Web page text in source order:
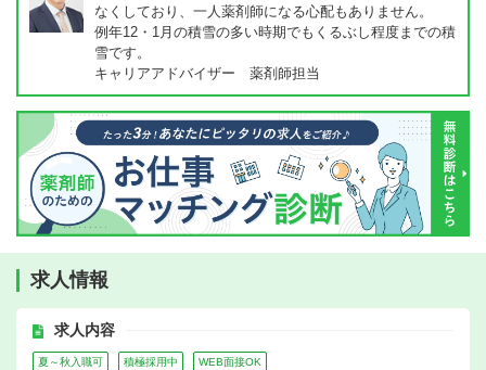
なくしており、一人薬剤師になる心配もありません。
例年12・1月の積雪の多い時期でもくるぶし程度までの積
雪です。
キャリアアドバイザー 薬剤師担当
求人情報
求人内容
夏～秋入職可 積極採用中 WEB面接OK